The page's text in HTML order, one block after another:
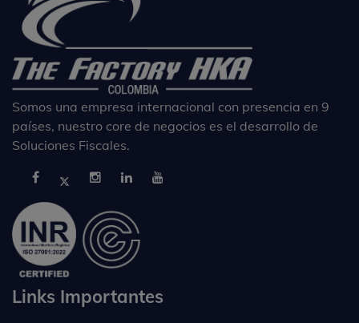
Somos una empresa internacional con presencia en 9
países, nuestro core de negocios es el desarrollo de
Soluciones Fiscales.
Links Importantes